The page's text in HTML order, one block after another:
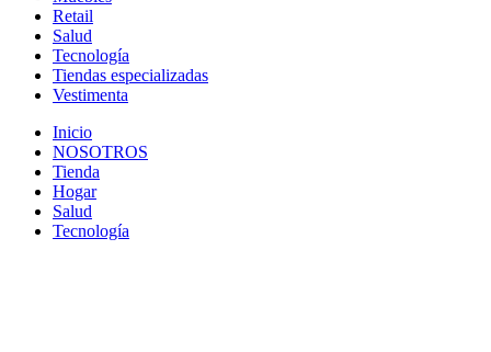
Retail
Salud
Tecnología
Tiendas especializadas
Vestimenta
Inicio
NOSOTROS
Tienda
Hogar
Salud
Tecnología